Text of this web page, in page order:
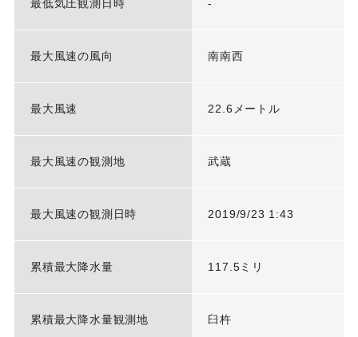
最低気圧観測日時 -
最大風速の風向 南南西
最大風速 22.6メートル
最大風速の観測地 武蔵
最大風速の観測日時 2019/9/23 1:43
累積最大降水量 117.5ミリ
累積最大降水量観測地 臼杵